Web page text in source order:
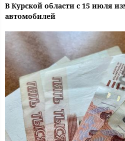
В Курской области с 15 июля
автомобилей